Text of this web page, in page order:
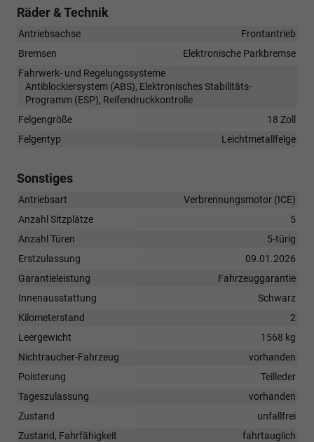
Räder & Technik
Antriebsachse
Frontantrieb
Bremsen
Elektronische Parkbremse
Fahrwerk- und Regelungssysteme
Antiblockiersystem (ABS), Elektronisches Stabilitäts-
Programm (ESP), Reifendruckkontrolle
Felgengröße
18 Zoll
Felgentyp
Leichtmetallfelge
Sonstiges
Antriebsart
Verbrennungsmotor (ICE)
Anzahl Sitzplätze
5
Anzahl Türen
5-türig
Erstzulassung
09.01.2026
Garantieleistung
Fahrzeuggarantie
Innenausstattung
Schwarz
Kilometerstand
2
Leergewicht
1568 kg
Nichtraucher-Fahrzeug
vorhanden
Polsterung
Teilleder
Tageszulassung
vorhanden
Zustand
unfallfrei
Zustand, Fahrfähigkeit
fahrtauglich